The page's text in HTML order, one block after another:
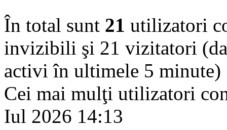
În total sunt 21 utilizatori
invizibili şi 21 vizitatori
activi în ultimele 5 minute)
Cei mai mulţi utilizatori
Iul 2026 14:13